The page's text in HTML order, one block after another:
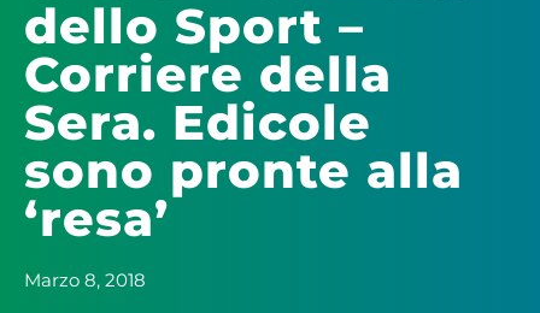
dello Sport –
Corriere della
Sera. Edicole
sono pronte alla
‘resa’
Marzo 8, 2018